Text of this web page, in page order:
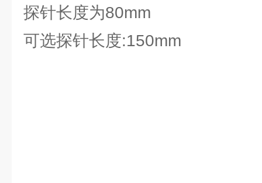
探针长度为80mm
可选探针长度:150mm